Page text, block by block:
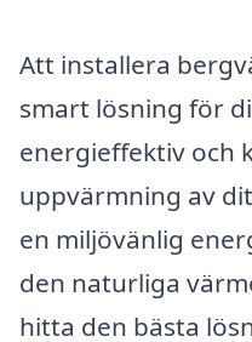
Att installera
smart lösning för
energieffektiv och
uppvärmning av
en miljövänlig
den naturliga
hitta den bästa